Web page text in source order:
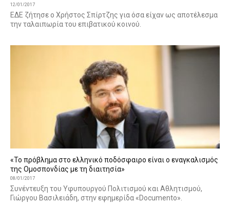
12/01/2017
ΕΔΕ ζήτησε ο Χρήστος Σπίρτζης για όσα είχαν ως αποτέλεσμα
την ταλαιπωρία του επιβατικού κοινού.
«Το πρόβλημα στο ελληνικό ποδόσφαιρο είναι ο εναγκαλισμός
της Ομοσπονδίας με τη διαιτησία»
08/01/2017
Συνέντευξη του Υφυπουργού Πολιτισμού και Αθλητισμού,
Γιώργου Βασιλειάδη, στην εφημερίδα «Documento».